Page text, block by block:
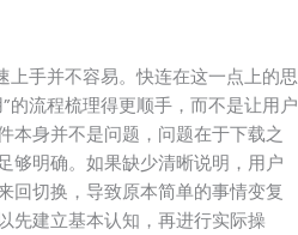
上手并不容易。快连在这一点上的思
的流程梳理得更顺手，而不是让用户
本身并不是问题，问题在于下载之
够明确。如果缺少清晰说明，用户
回切换，导致原本简单的事情变复
先建立基本认知，再进行实际操